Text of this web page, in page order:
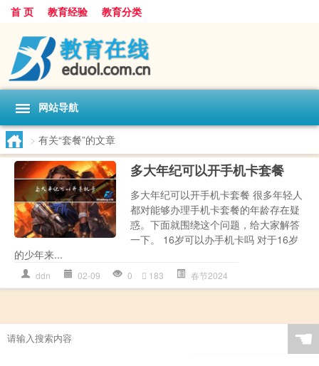
首 页 教育经验 教育分类
网站导航
> 有关“套餐”的文章
多大年纪可以开手机卡套餐
多大年纪可以开手机卡套餐 很多年轻人
都对能够办理手机卡套餐的年龄存在疑
惑。下面就围绕这个问题，给大家解答
一下。 16岁可以办手机卡吗 对于16岁
的少年来...
ddn 02-09 0 183 春节2024
☚